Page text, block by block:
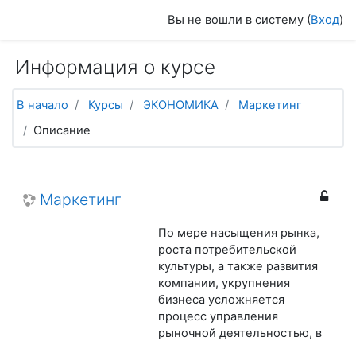
Вы не вошли в систему (Вход)
Информация о курсе
В начало Курсы ЭКОНОМИКА
Маркетинг
Описание
Маркетинг
По мере насыщения рынка,
роста потребительской
культуры, а также развития
компании, укрупнения
бизнеса усложняется
процесс управления
рыночной деятельностью, в